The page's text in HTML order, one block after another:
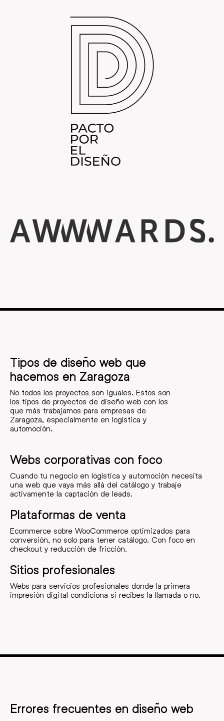
Tipos de diseño web que
hacemos en Zaragoza
No todos los proyectos son iguales. Estos son
los tipos de proyectos de diseño web con los
que más trabajamos para empresas de
Zaragoza, especialmente en logística y
automoción.
Webs corporativas con foco
Cuando tu negocio en logística y automoción necesita
una web que vaya más allá del catálogo y trabaje
activamente la captación de leads.
Plataformas de venta
Ecommerce sobre WooCommerce optimizados para
conversión, no solo para tener catálogo. Con foco en
checkout y reducción de fricción.
Sitios profesionales
Webs para servicios profesionales donde la primera
impresión digital condiciona si recibes la llamada o no.
Errores frecuentes en diseño web